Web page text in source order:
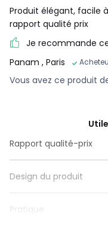
Produit élégant, facile
rapport qualité prix
Je recommande
Panam , Paris
Vous avez ce produit
Rapport qualité-prix
Design du produit
Pratique